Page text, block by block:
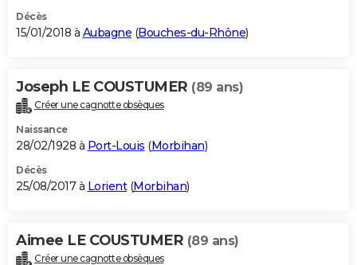
Décès
15/01/2018 à Aubagne (Bouches-du-Rhône)
Joseph LE COUSTUMER (89 ans)
Créer une cagnotte obsèques
Naissance
28/02/1928 à Port-Louis (Morbihan)
Décès
25/08/2017 à Lorient(Morbihan)
Aimee LE COUSTUMER (89 ans)
Créer une cagnotte obsèques